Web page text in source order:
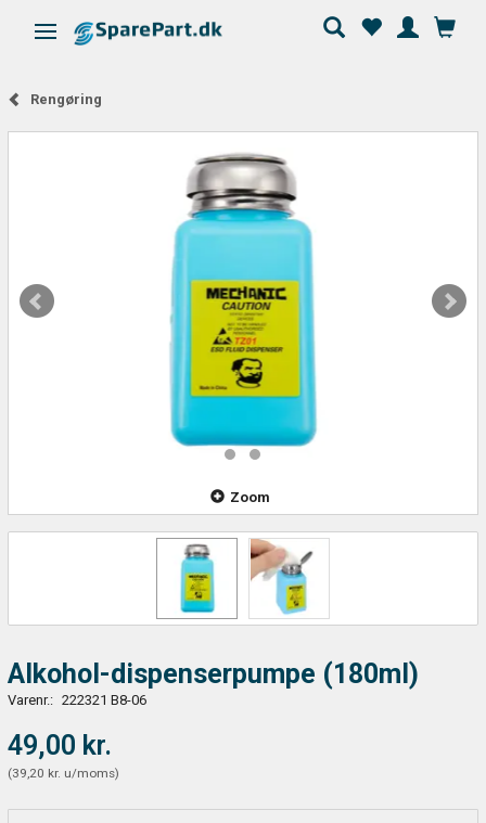
Skifte navigation
Rengøring
Zoom
Alkohol-dispenserpumpe (180ml)
Varenr.: 222321 B8-06
49,00 kr.
(39,20 kr. u/moms)